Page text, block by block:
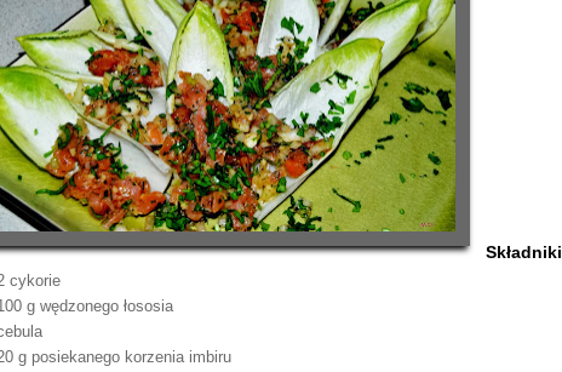
Składniki
cykorie
g wędzonego łososia
g posiekanego korzenia imbiru